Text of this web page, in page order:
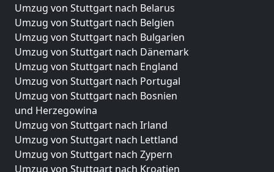
Umzug von Stuttgart nach Belarus
Umzug von Stuttgart nach Belgien
Umzug von Stuttgart nach Bulgarien
Umzug von Stuttgart nach Dänemark
Umzug von Stuttgart nach England
Umzug von Stuttgart nach Portugal
Umzug von Stuttgart nach Bosnien
und Herzegowina
Umzug von Stuttgart nach Irland
Umzug von Stuttgart nach Lettland
Umzug von Stuttgart nach Zypern
Umzug von Stuttgart nach Kroatien